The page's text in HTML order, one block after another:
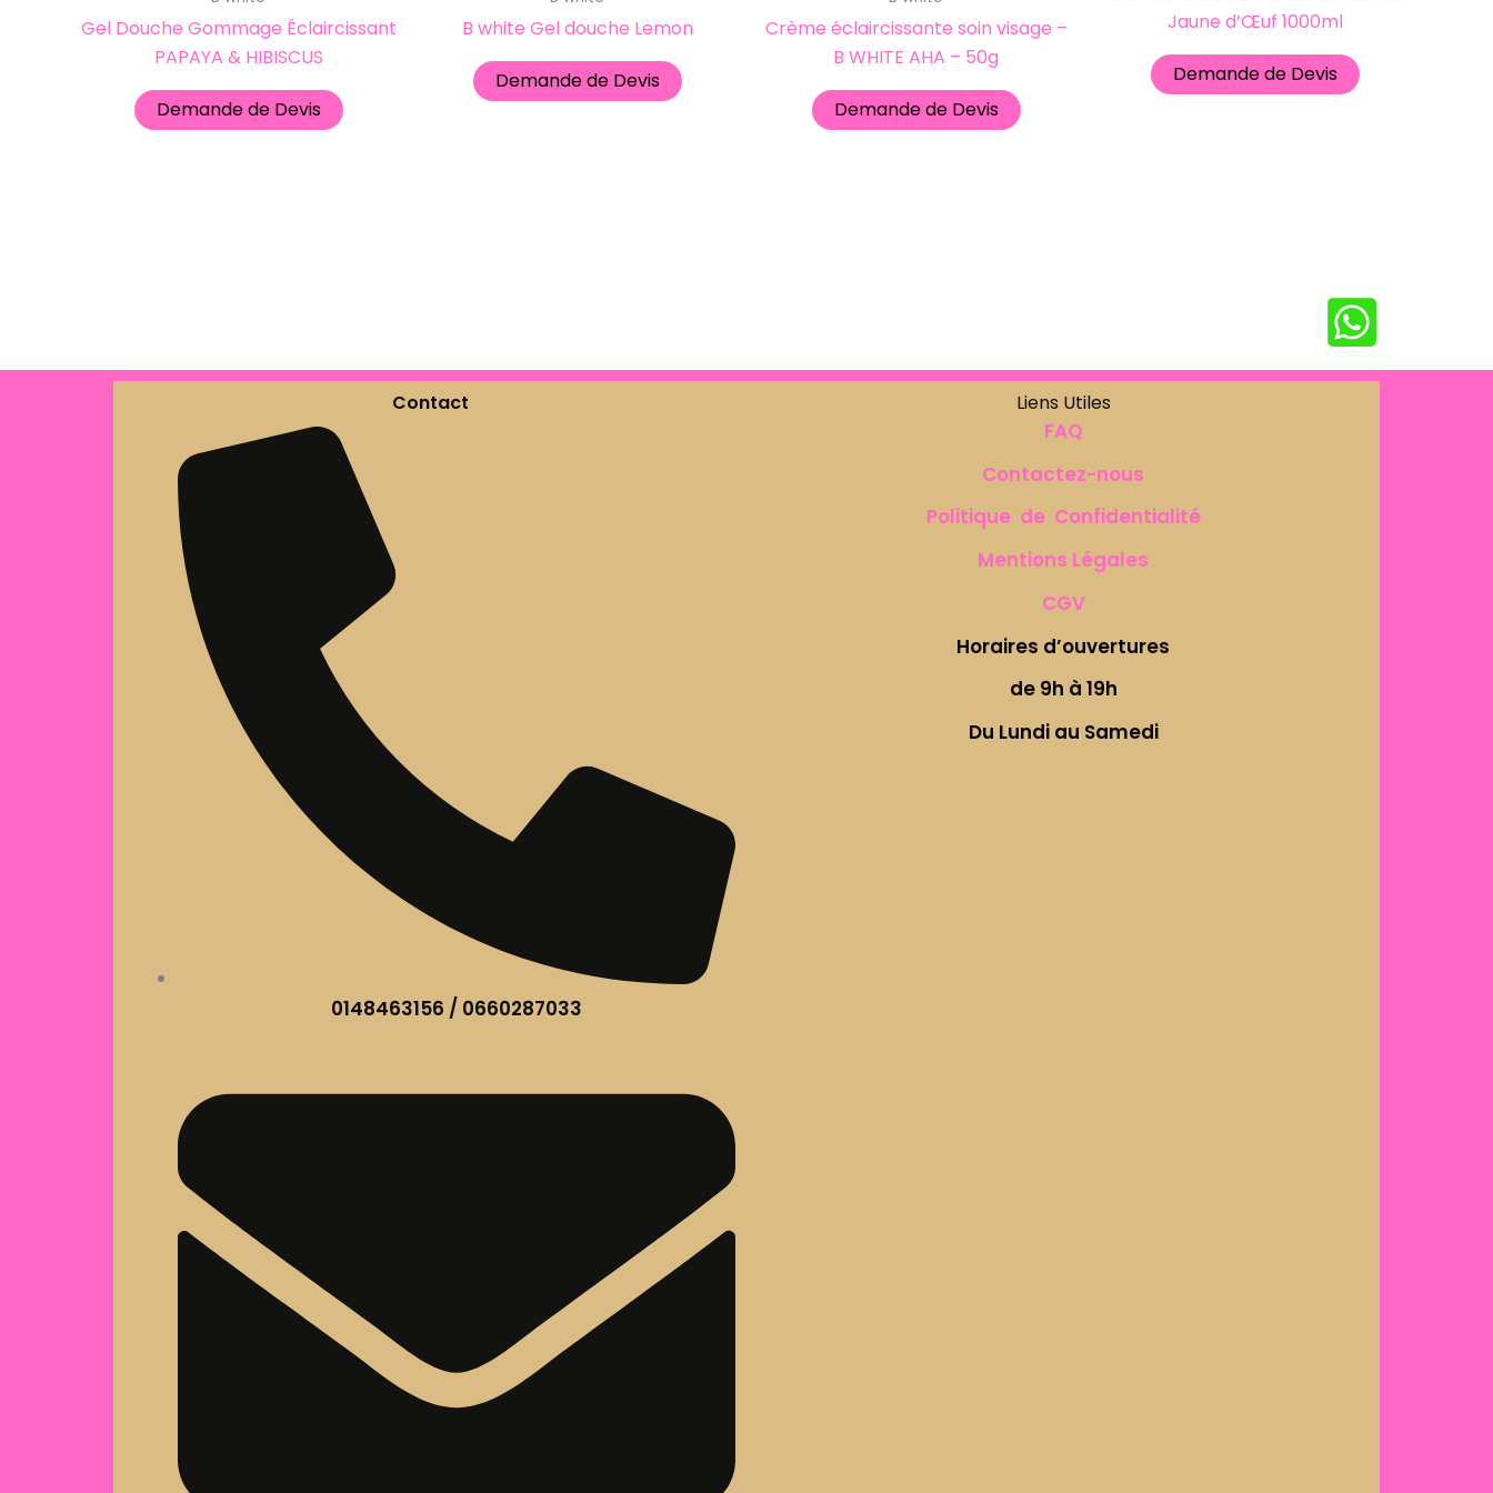
Gel Douche Gommage Éclaircissant
PAPAYA & HIBISCUS
Demande de Devis
B white Gel douche Lemon
Demande de Devis
Crème éclaircissante soin visage –
B WHITE AHA – 50g
Demande de Devis
Jaune d’Œuf 1000ml
Demande de Devis
Contact
0148463156 / 0660287033
Liens Utiles
FAQ
Contactez-nous
Politique de Confidentialité
Mentions Légales
CGV
Horaires d’ouvertures
de 9h à 19h
Du Lundi au Samedi